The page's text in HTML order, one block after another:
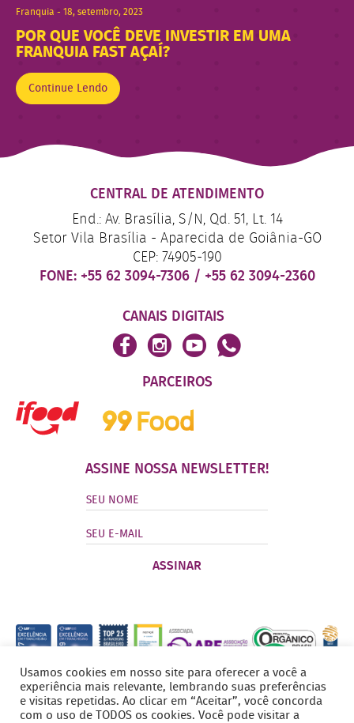
Franquia - 18, setembro, 2023
POR QUE VOCÊ DEVE INVESTIR EM UMA
FRANQUIA FAST AÇAÍ?
Continue Lendo
CENTRAL DE ATENDIMENTO
End.: Av. Brasília, S/N, Qd. 51, Lt. 14
Setor Vila Brasília - Aparecida de Goiânia-GO
CEP: 74905-190
FONE: +55 62 3094-7306 / +55 62 3094-2360
CANAIS DIGITAIS
PARCEIROS
ASSINE NOSSA NEWSLETTER!
Usamos cookies em nosso site para oferecer a você a
experiência mais relevante, lembrando suas preferências
e visitas repetidas. Ao clicar em “Aceitar”, você concorda
com o uso de TODOS os cookies. Você pode visitar a